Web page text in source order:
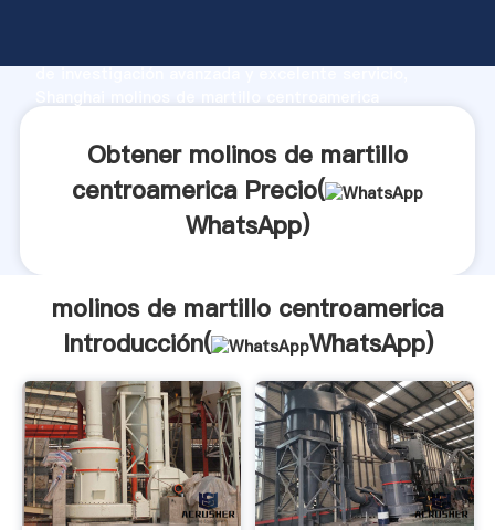
de investigación avanzada y excelente servicio,
clientes.Obtener molinos de martillo
centroamerica Precio(
WhatsApp)
molinos de martillo centroamerica
Introducción(
WhatsApp)